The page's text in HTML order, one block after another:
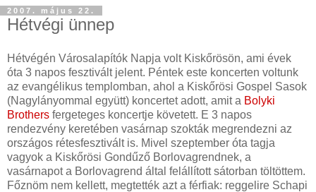
2007. május 22.
Hétvégi ünnep
Hétvégén Városalapítók Napja volt Kiskőrösön, ami évek
óta 3 napos fesztivált jelent. Péntek este koncerten voltunk
az evangélikus templomban, ahol a Kiskőrösi Gospel Sasok
(Nagylányommal együtt) koncertet adott, amit a Bolyki
Brothers fergeteges koncertje követett. E 3 napos
rendezvény keretében vasárnap szokták megrendezni az
országos rétesfesztivált is. Mivel szeptember óta tagja
vagyok a Kiskőrösi Gondűző Borlovagrendnek, a
vasárnapot a Borlovagrend által felállított sátorban töltöttem.
Főznöm nem kellett, megtették azt a férfiak: reggelire Schapi